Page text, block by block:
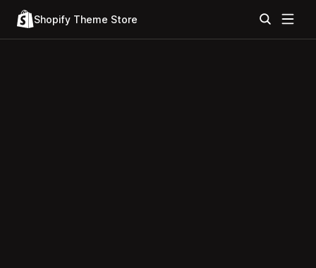
Shopify Theme Store